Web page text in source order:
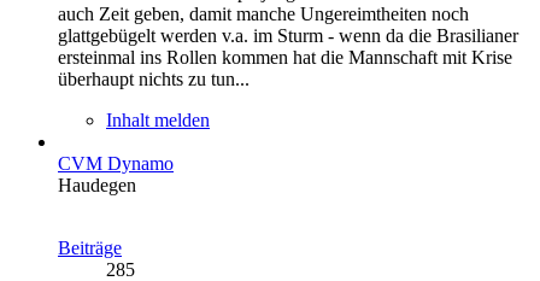
auch Zeit geben, damit manche Ungereimtheiten noch
glattgebügelt werden v.a. im Sturm - wenn da die Brasilianer
ersteinmal ins Rollen kommen hat die Mannschaft mit Krise
überhaupt nichts zu tun...
Inhalt melden
CVM Dynamo
Haudegen
Beiträge
285